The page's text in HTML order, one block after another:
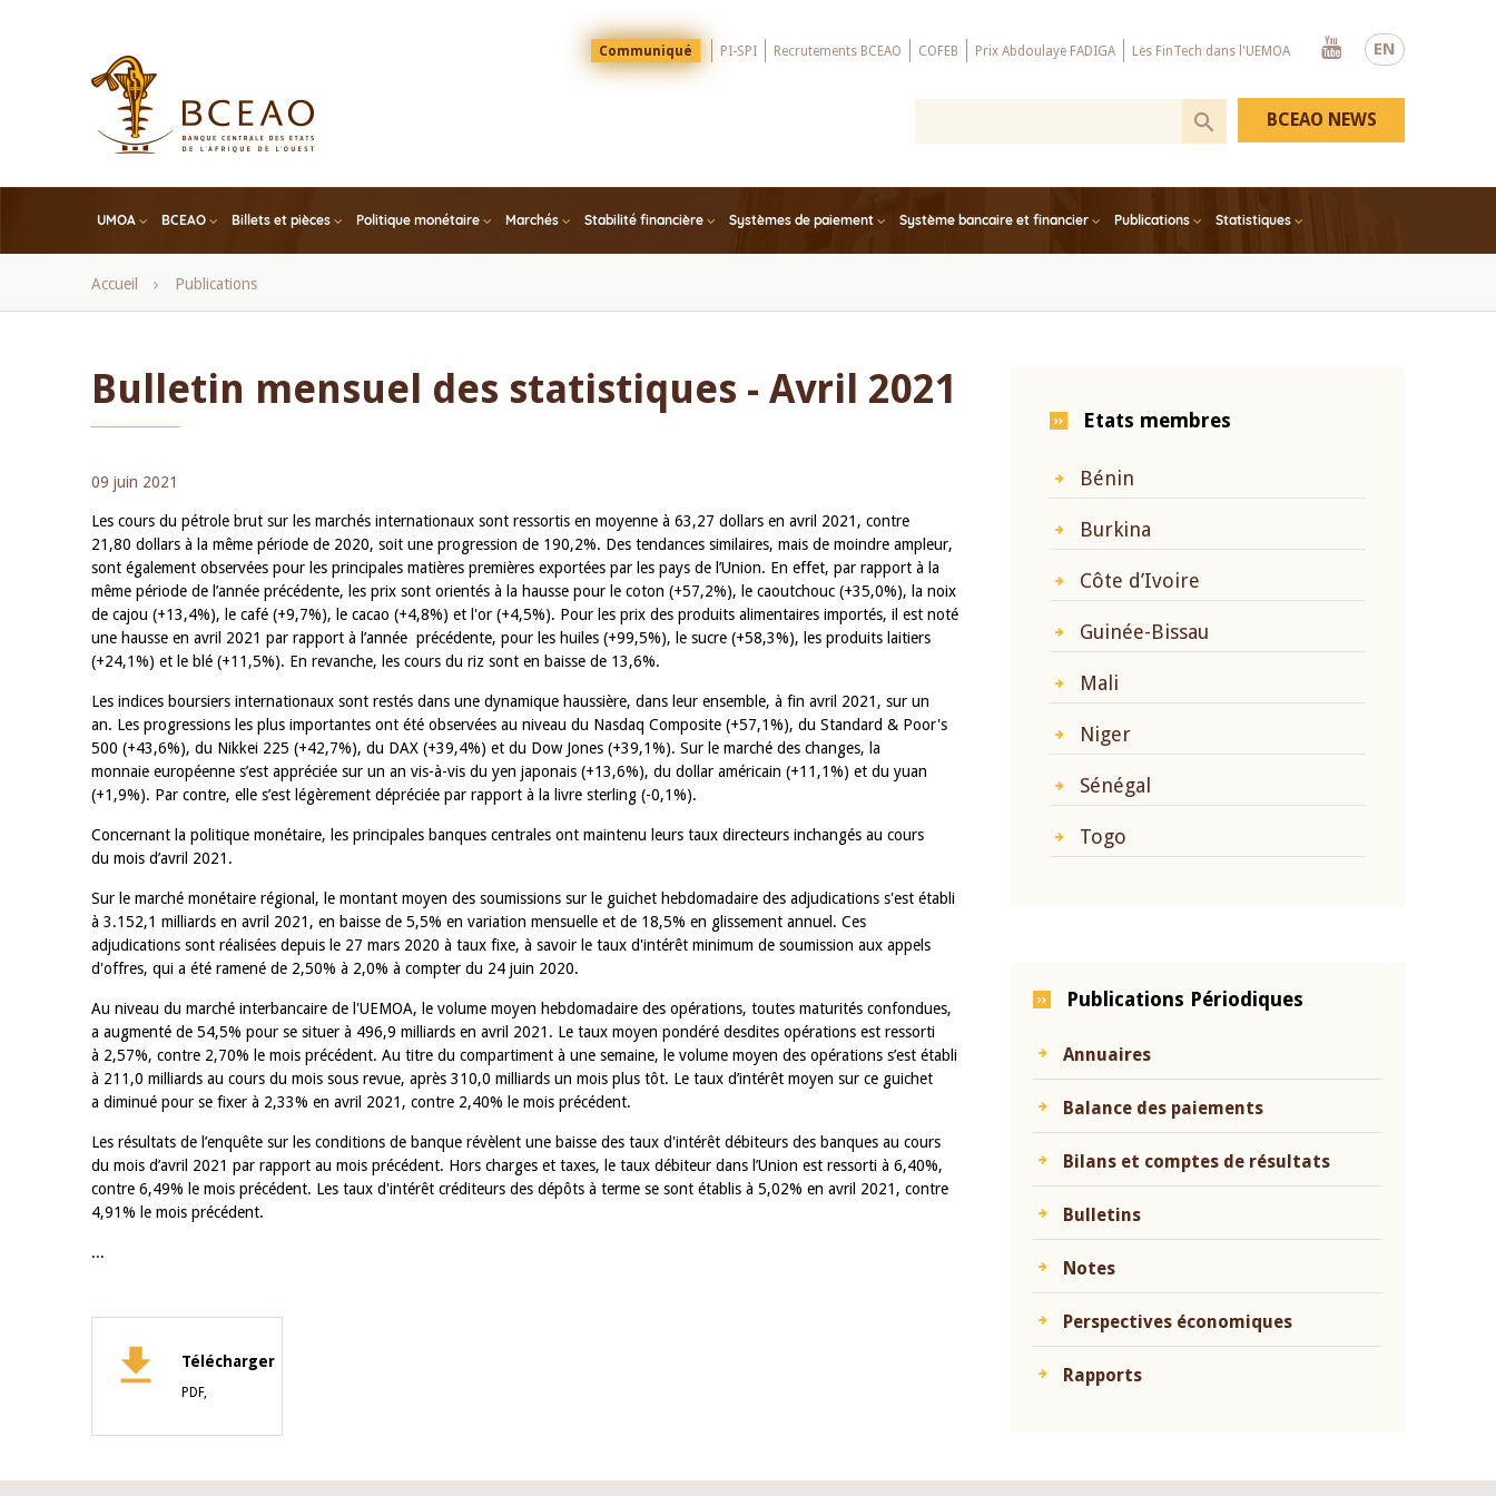
EN
Menu
Top
Communiqué PI-SPI Recrutements BCEAO COFEB Prix Abdoulaye FADIGA Les FinTech dans l'UEMOA
Youtube
UMOA BCEAO Billets et pièces Politique monétaire Marchés Stabilité financière Systèmes de paiement Système bancaire et financier Publications Statistiques
BCEAO NEWS
Fil
Accueil Publications
Bulletin mensuel des statistiques - Avril 2021
09 juin 2021
Les cours du pétrole brut sur les marchés internationaux sont ressortis en moyenne à 63,27 dollars en avril 2021, contre
21,80 dollars à la même période de 2020, soit une progression de 190,2%. Des tendances similaires, mais de moindre ampleur,
sont également observées pour les principales matières premières exportées par les pays de l’Union. En effet, par rapport à la
même période de l’année précédente, les prix sont orientés à la hausse pour le coton (+57,2%), le caoutchouc (+35,0%), la noix
de cajou (+13,4%), le café (+9,7%), le cacao (+4,8%) et l'or (+4,5%). Pour les prix des produits alimentaires importés, il est noté
une hausse en avril 2021 par rapport à l’année précédente, pour les huiles (+99,5%), le sucre (+58,3%), les produits laitiers
(+24,1%) et le blé (+11,5%). En revanche, les cours du riz sont en baisse de 13,6%.
Les indices boursiers internationaux sont restés dans une dynamique haussière, dans leur ensemble, à fin avril 2021, sur un
an. Les progressions les plus importantes ont été observées au niveau du Nasdaq Composite (+57,1%), du Standard & Poor's
500 (+43,6%), du Nikkei 225 (+42,7%), du DAX (+39,4%) et du Dow Jones (+39,1%). Sur le marché des changes, la
monnaie européenne s’est appréciée sur un an vis-à-vis du yen japonais (+13,6%), du dollar américain (+11,1%) et du yuan
(+1,9%). Par contre, elle s’est légèrement dépréciée par rapport à la livre sterling (-0,1%).
Concernant la politique monétaire, les principales banques centrales ont maintenu leurs taux directeurs inchangés au cours
du mois d’avril 2021.
Sur le marché monétaire régional, le montant moyen des soumissions sur le guichet hebdomadaire des adjudications s'est établi
à 3.152,1 milliards en avril 2021, en baisse de 5,5% en variation mensuelle et de 18,5% en glissement annuel. Ces
adjudications sont réalisées depuis le 27 mars 2020 à taux fixe, à savoir le taux d'intérêt minimum de soumission aux appels
d'offres, qui a été ramené de 2,50% à 2,0% à compter du 24 juin 2020.
Au niveau du marché interbancaire de l'UEMOA, le volume moyen hebdomadaire des opérations, toutes maturités confondues,
a augmenté de 54,5% pour se situer à 496,9 milliards en avril 2021. Le taux moyen pondéré desdites opérations est ressorti
à 2,57%, contre 2,70% le mois précédent. Au titre du compartiment à une semaine, le volume moyen des opérations s’est établi
à 211,0 milliards au cours du mois sous revue, après 310,0 milliards un mois plus tôt. Le taux d’intérêt moyen sur ce guichet
a diminué pour se fixer à 2,33% en avril 2021, contre 2,40% le mois précédent.
Les résultats de l’enquête sur les conditions de banque révèlent une baisse des taux d'intérêt débiteurs des banques au cours
du mois d’avril 2021 par rapport au mois précédent. Hors charges et taxes, le taux débiteur dans l’Union est ressorti à 6,40%,
contre 6,49% le mois précédent. Les taux d'intérêt créditeurs des dépôts à terme se sont établis à 5,02% en avril 2021, contre
4,91% le mois précédent.
...
Télécharger
PDF,
Etats membres
Bénin
Burkina
Côte d’Ivoire
Guinée-Bissau
Mali
Niger
Sénégal
Togo
Publications Périodiques
Annuaires
Balance des paiements
Bilans et comptes de résultats
Bulletins
Notes
Perspectives économiques
Rapports